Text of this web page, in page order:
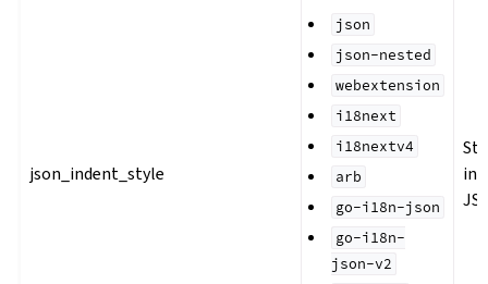
json_indent_style
json
json-nested
webextension
i18next
i18nextv4
arb
go-i18n-json
go-i18n-
json-v2